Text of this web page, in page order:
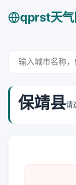
qprst天气
保靖县请